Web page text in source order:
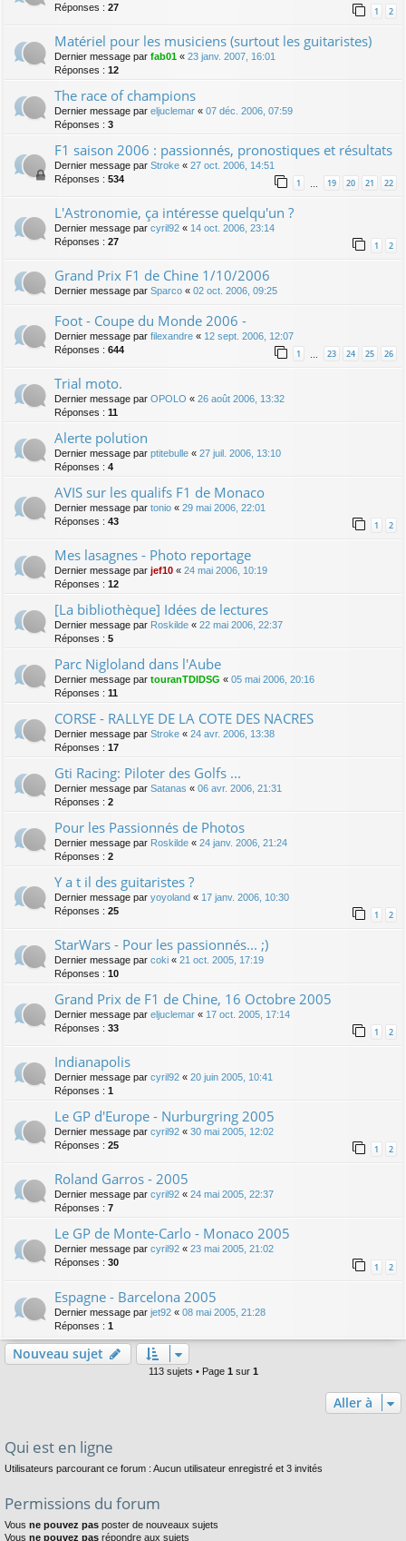
Réponses : 27 1 2
Matériel pour les musiciens (surtout les guitaristes)
Dernier message par fab01 « 23 janv. 2007, 16:01
Réponses : 12
The race of champions
Dernier message par eljuclemar « 07 déc. 2006, 07:59
Réponses : 3
F1 saison 2006 : passionnés, pronostiques et résultats
Dernier message par Stroke « 27 oct. 2006, 14:51
Réponses : 534 1 19 20 21 22
L'Astronomie, ça intéresse quelqu'un ?
Dernier message par cyril92 « 14 oct. 2006, 23:14
Réponses : 27 1 2
Grand Prix F1 de Chine 1/10/2006
Dernier message par Sparco « 02 oct. 2006, 09:25
Foot - Coupe du Monde 2006 -
Dernier message par filexandre « 12 sept. 2006, 12:07
Réponses : 644 1 … 23 24 25 26
Trial moto.
Dernier message par OPOLO « 26 août 2006, 13:32
Réponses : 11
Alerte polution
Dernier message par ptitebulle « 27 juil. 2006, 13:10
Réponses : 4
AVIS sur les qualifs F1 de Monaco
Dernier message par tonio « 29 mai 2006, 22:01
Réponses : 43 1 2
Mes lasagnes - Photo reportage
Dernier message par jef10 « 24 mai 2006, 10:19
Réponses : 12
[La bibliothèque] Idées de lectures
Dernier message par Roskilde « 22 mai 2006, 22:37
Réponses : 5
Parc Nigloland dans l'Aube
Dernier message par touranTDIDSG « 05 mai 2006, 20:16
Réponses : 11
CORSE - RALLYE DE LA COTE DES NACRES
Dernier message par Stroke « 24 avr. 2006, 13:38
Réponses : 17
Gti Racing: Piloter des Golfs ...
Dernier message par Satanas « 06 avr. 2006, 21:31
Réponses : 2
Pour les Passionnés de Photos
Dernier message par Roskilde « 24 janv. 2006, 21:24
Réponses : 2
Y a t il des guitaristes ?
Dernier message par yoyoland « 17 janv. 2006, 10:30
Réponses : 25 1 2
StarWars - Pour les passionnés... ;)
Dernier message par coki « 21 oct. 2005, 17:19
Réponses : 10
Grand Prix de F1 de Chine, 16 Octobre 2005
Dernier message par eljuclemar « 17 oct. 2005, 17:14
Réponses : 33 1 2
Indianapolis
Dernier message par cyril92 « 20 juin 2005, 10:41
Réponses : 1
Le GP d'Europe - Nurburgring 2005
Dernier message par cyril92 « 30 mai 2005, 12:02
Réponses : 25 1 2
Roland Garros - 2005
Dernier message par cyril92 « 24 mai 2005, 22:37
Réponses : 7
Le GP de Monte-Carlo - Monaco 2005
Dernier message par cyril92 « 23 mai 2005, 21:02
Réponses : 30 1 2
Espagne - Barcelona 2005
Dernier message par jet92 « 08 mai 2005, 21:28
Réponses : 1
Nouveau sujet
113 sujets • Page 1 sur 1
Aller à
Qui est en ligne
Utilisateurs parcourant ce forum : Aucun utilisateur enregistré et 3 invités
Permissions du forum
Vous ne pouvez pas poster de nouveaux sujets
Vous ne pouvez pas répondre aux sujets